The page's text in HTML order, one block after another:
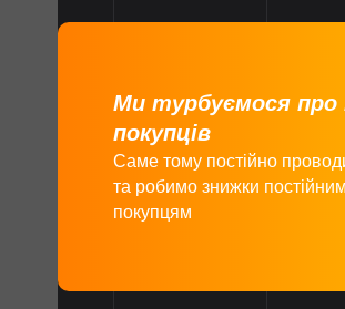
Ми турбуємося про
покупців
Саме тому постійно
та робимо знижки постійним
покупцям